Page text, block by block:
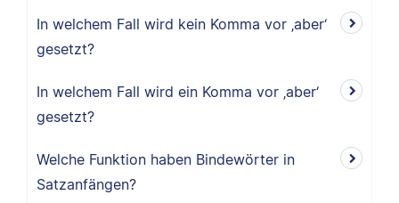
In welchem Fall wird kein Komma vor ‚aber‘
gesetzt?
In welchem Fall wird ein Komma vor ‚aber‘
gesetzt?
Welche Funktion haben Bindewörter in
Satzanfängen?